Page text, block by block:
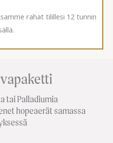
rahat tilillesi 12 tunnin
tai Palladiumia
hopeaerät samassa